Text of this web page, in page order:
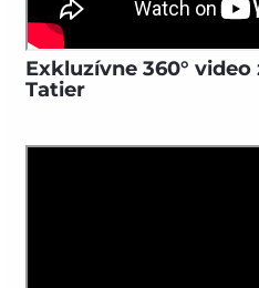
Exkluzívne 360°
Tatier